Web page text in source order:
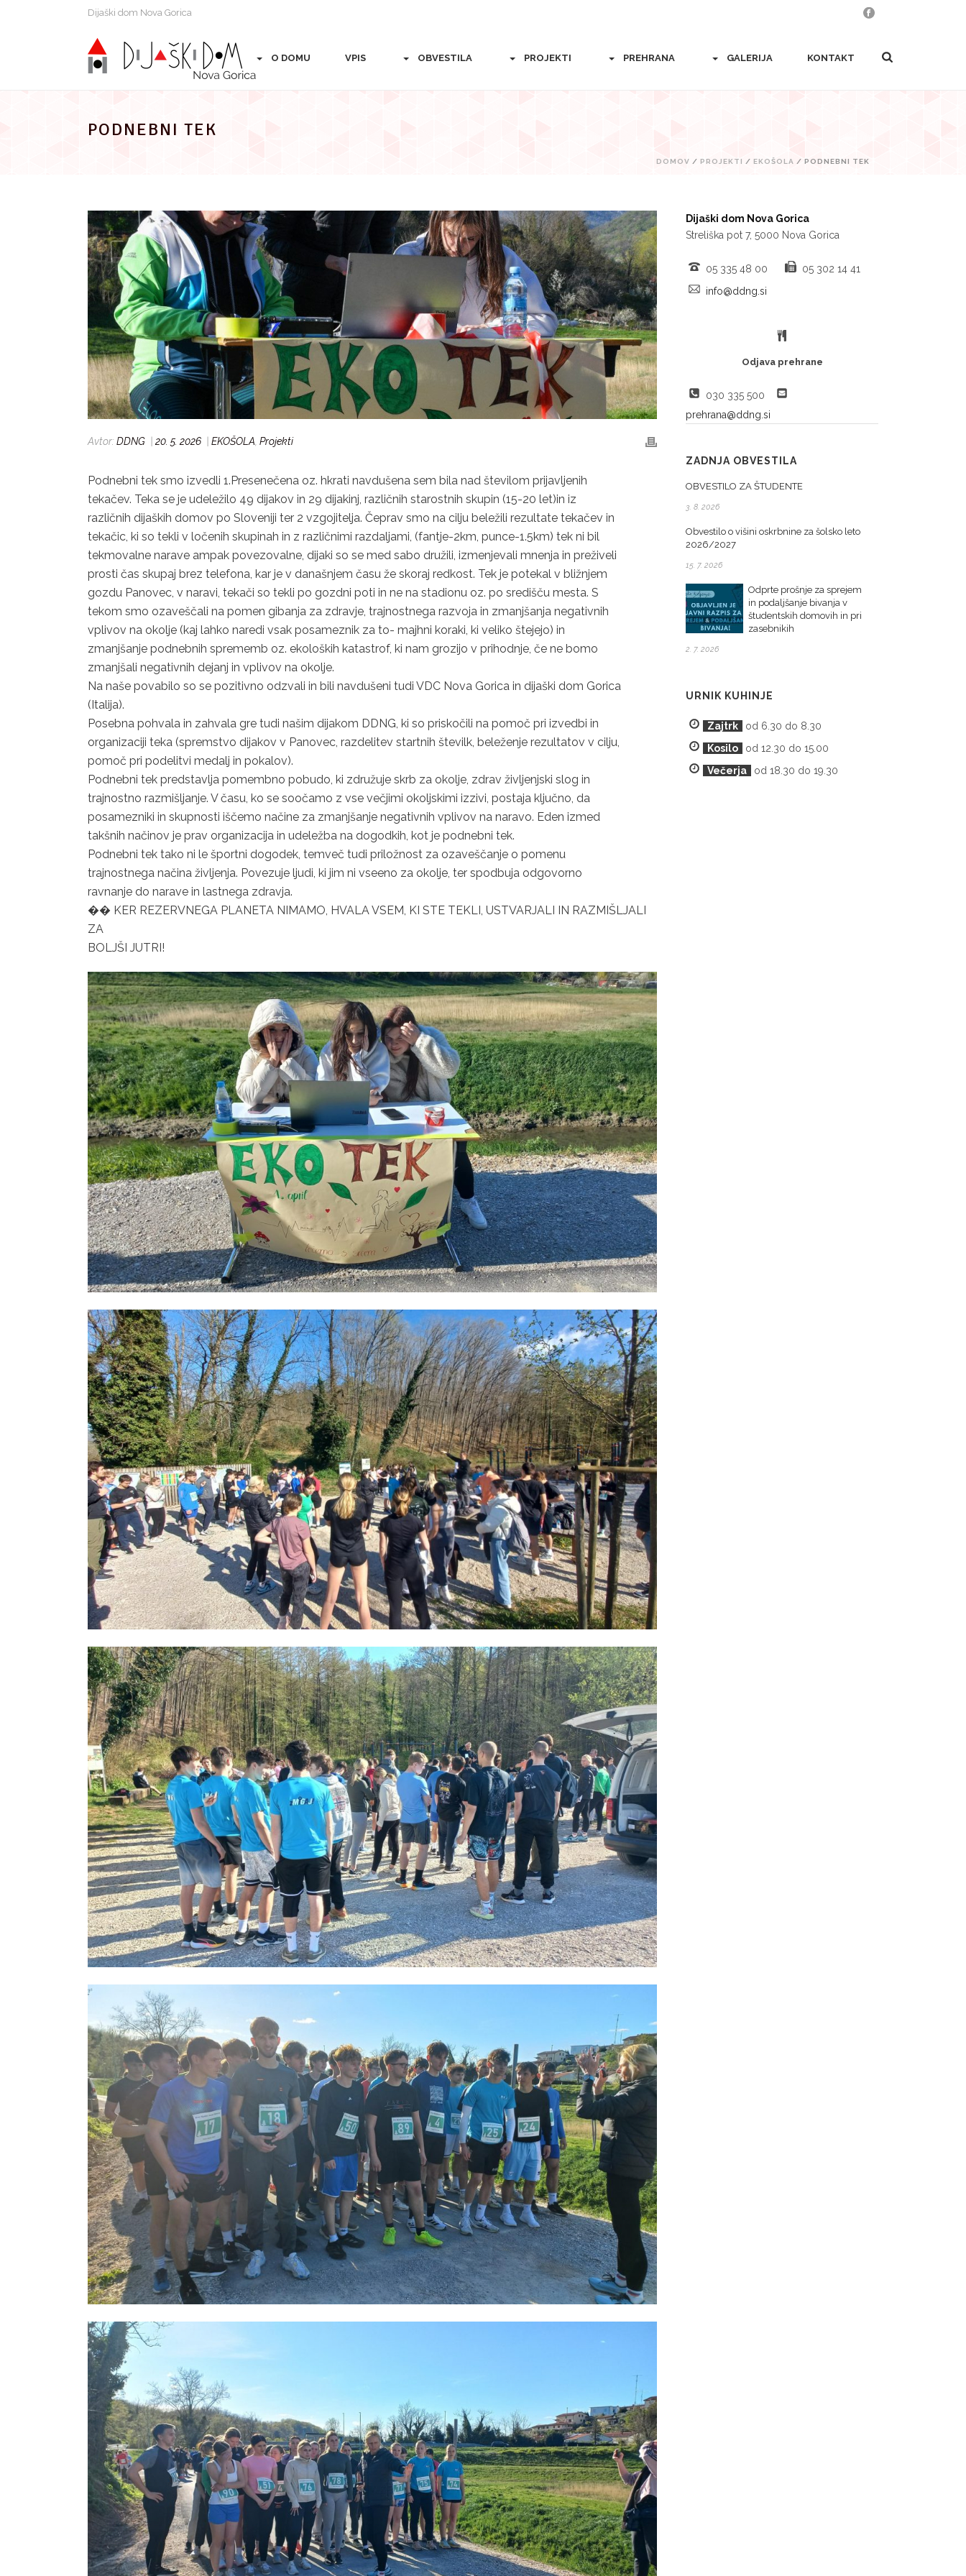
Dijaški dom Nova Gorica
O DOMU VPIS OBVESTILA PROJEKTI PREHRANA GALERIJA KONTAKT
PODNEBNI TEK
DOMOV / PROJEKTI / EKOŠOLA / PODNEBNI TEK
Avtor: DDNG 20. 5. 2026 EKOŠOLA Projekti
Podnebni tek smo izvedli 1.Presenečena oz. hkrati navdušena sem bila nad številom prijavljenih
tekačev. Teka se je udeležilo 49 dijakov in 29 dijakinj, različnih starostnih skupin (15-20 let)in iz
različnih dijaških domov po Sloveniji ter 2 vzgojitelja. Čeprav smo na cilju beležili rezultate tekačev in
tekačic, ki so tekli v ločenih skupinah in z različnimi razdaljami, (fantje-2km, punce-1.5km) tek ni bil
tekmovalne narave ampak povezovalne, dijaki so se med sabo družili, izmenjevali mnenja in preživeli
prosti čas skupaj brez telefona, kar je v današnjem času že skoraj redkost. Tek je potekal v bližnjem
gozdu Panovec, v naravi, tekači so tekli po gozdni poti in ne na stadionu oz. po središču mesta. S
tekom smo ozaveščali na pomen gibanja za zdravje, trajnostnega razvoja in zmanjšanja negativnih
vplivov na okolje (kaj lahko naredi vsak posameznik za to- majhni koraki, ki veliko štejejo) in
zmanjšanje podnebnih sprememb oz. ekoloških katastrof, ki nam grozijo v prihodnje, če ne bomo
zmanjšali negativnih dejanj in vplivov na okolje.
Na naše povabilo so se pozitivno odzvali in bili navdušeni tudi VDC Nova Gorica in dijaški dom Gorica
(Italija).
Posebna pohvala in zahvala gre tudi našim dijakom DDNG, ki so priskočili na pomoč pri izvedbi in
organizaciji teka (spremstvo dijakov v Panovec, razdelitev startnih številk, beleženje rezultatov v cilju,
pomoč pri podelitvi medalj in pokalov).
Podnebni tek predstavlja pomembno pobudo, ki združuje skrb za okolje, zdrav življenjski slog in
trajnostno razmišljanje. V času, ko se soočamo z vse večjimi okoljskimi izzivi, postaja ključno, da
posamezniki in skupnosti iščemo načine za zmanjšanje negativnih vplivov na naravo. Eden izmed
takšnih načinov je prav organizacija in udeležba na dogodkih, kot je podnebni tek.
Podnebni tek tako ni le športni dogodek, temveč tudi priložnost za ozaveščanje o pomenu
trajnostnega načina življenja. Povezuje ljudi, ki jim ni vseeno za okolje, ter spodbuja odgovorno
ravnanje do narave in lastnega zdravja.
�� KER REZERVNEGA PLANETA NIMAMO, HVALA VSEM, KI STE TEKLI, USTVARJALI IN RAZMIŠLJALI
ZA
BOLJŠI JUTRI!
Dijaški dom Nova Gorica
Streliška pot 7, 5000 Nova Gorica
05 335 48 00
05 302 14 41
info@ddng.si
Odjava prehrane
030 335 500
prehrana@ddng.si
ZADNJA OBVESTILA
OBVESTILO ZA ŠTUDENTE
3. 8. 2026
Obvestilo o višini oskrbnine za šolsko leto
2026/2027
15. 7. 2026
Odprte prošnje za sprejem
in podaljšanje bivanja v
študentskih domovih in pri
zasebnikih
2. 7. 2026
URNIK KUHINJE
Zajtrk
od 6.30 do 8.30
Kosilo
od 12.30 do 15.00
Večerja
od 18.30 do 19.30